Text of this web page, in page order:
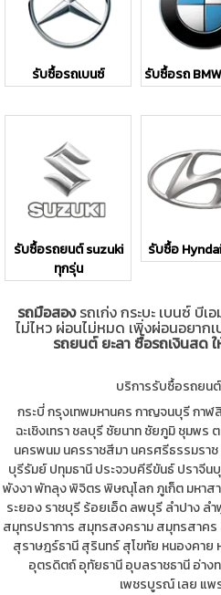
รับซื้อรถเบนซ์ รับซื้อรถ
รับซื้อรถยนต์ suzuki
ทุกรุ่น
รับซื้อ
รถมือสองรถเก่ง กระบะ เบนซ์ บี
ไม่ไหว ผ่อนไม่หมด เพิ่งผ่อนอยาก
รถยนต์ ยะลา ซื้อรถเงินสด
บริการรับซื้อรถยนต์
กระบี่กรุงเทพมหานครกาญจนบุรีกาฬ
ฉะเชิงเทราชลบุรีชัยนาทชัยภูมิชุมพร
นครพนม นครราชสีมา นครศรีธรรมราช
บุรีรัมย์ ปทุมธานี ประจวบคีรีขันธ์ ปราจีน
พังงาพัทลุงพิจิตรพิษณุโลกภูเก็ตมหาส
ระยองราชบุรีร้อยเอ็ดลพบุรีลำปางล
สมุทรปราการ สมุทรสงครามสมุทรสาคร
สุราษฎร์ธานีสุรินทร์สุโขทัย หนองคาย
อุตรดิตถ์อุทัยธานีอุบลราชธานีอ่าง
เพชรบูรณ์เลย แพ